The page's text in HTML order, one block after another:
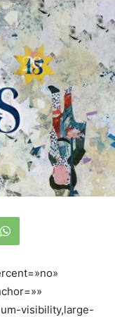
visibility,large-